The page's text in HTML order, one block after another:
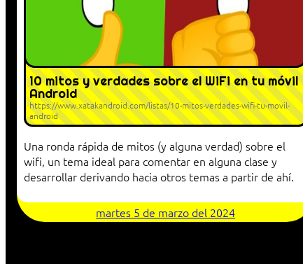
10 mitos y verdades sobre el WiFi en tu móvil
Android
https://www.xatakandroid.com/listas/10-mitos-verdades-wifi-tu-movil-
android
Una ronda rápida de mitos (y alguna verdad) sobre el
wifi, un tema ideal para comentar en alguna clase y
desarrollar derivando hacia otros temas a partir de ahí.
martes 5 de marzo del 2024